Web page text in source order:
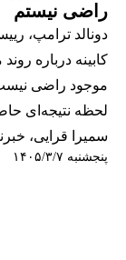
راضی نیستم
دونالد ترامپ،
کابینه درباره
موجود راضی نیست
لحظه نتیجه‌ای
سمیرا قرایی،
پنجشنبه ۱۴۰۵/۳/۷